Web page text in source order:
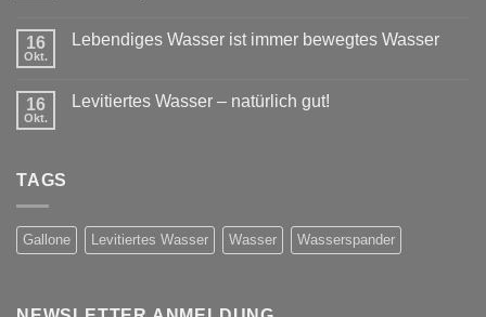
16
Okt.
Lebendiges Wasser ist immer bewegtes Wasser
16
Okt.
Levitiertes Wasser – natürlich gut!
TAGS
Gallone Levitiertes Wasser Wasser Wasserspander